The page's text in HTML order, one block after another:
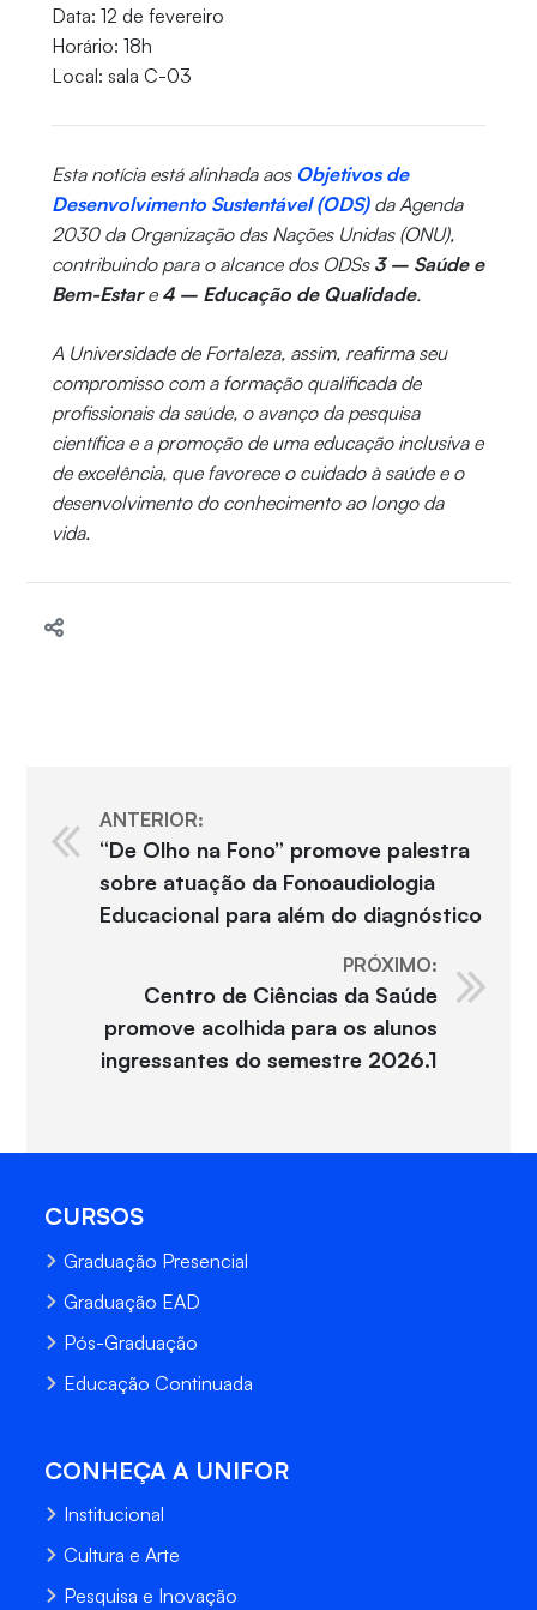
Data: 12 de fevereiro
Horário: 18h
Local: sala C-03
Esta notícia está alinhada aos Objetivos de
Desenvolvimento Sustentável (ODS)da Agenda
2030 da Organização das Nações Unidas (ONU),
contribuindo para o alcance dos ODSs 3 – Saúde e
Bem-Estare 4 – Educação de Qualidade.
A Universidade de Fortaleza, assim, reafirma seu
compromisso com a formação qualificada de
profissionais da saúde, o avanço da pesquisa
científica e a promoção de uma educação inclusiva e
de excelência, que favorece o cuidado à saúde e o
desenvolvimento do conhecimento ao longo da
vida.
ANTERIOR:
“De Olho na Fono” promove palestra
sobre atuação da Fonoaudiologia
Educacional para além do diagnóstico
PRÓXIMO:
Centro de Ciências da Saúde
promove acolhida para os alunos
ingressantes do semestre 2026.1
CURSOS
Graduação Presencial
Graduação EAD
Pós-Graduação
Educação Continuada
CONHEÇA A UNIFOR
Institucional
Cultura e Arte
Pesquisa e Inovação